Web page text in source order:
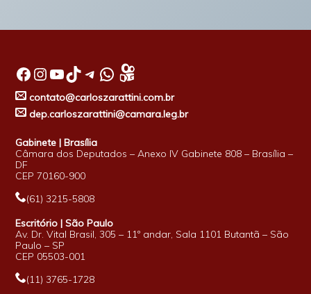
Facebook InstagramYoutube TikTok Telegram WhatsApp
contato@carloszarattini.com.br
dep.carloszarattini@camara.leg.br
Gabinete | Brasília
Câmara dos Deputados – Anexo IV Gabinete 808 – Brasília –
DF
CEP 70160-900
(61) 3215-5808
Escritório | São Paulo
Av. Dr. Vital Brasil, 305 – 11º andar, Sala 1101 Butantã – São
Paulo – SP
CEP 05503-001
(11) 3765-1728